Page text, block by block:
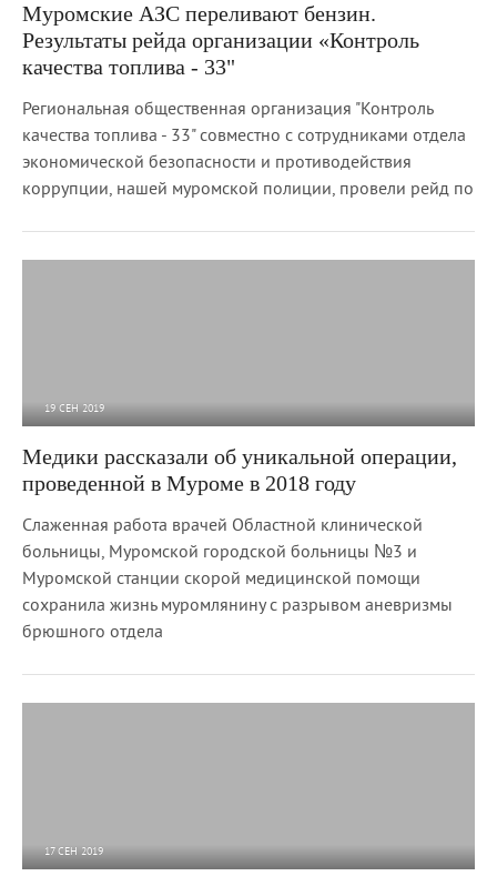
Муромские АЗС переливают бензин.
Результаты рейда организации «Контроль
качества топлива - 33"
Региональная общественная организация "Контроль
качества топлива - 33" совместно с сотрудниками отдела
экономической безопасности и противодействия
коррупции, нашей муромской полиции, провели рейд по
19 СЕН 2019
Медики рассказали об уникальной операции,
проведенной в Муроме в 2018 году
Слаженная работа врачей Областной клинической
больницы, Муромской городской больницы №3 и
Муромской станции скорой медицинской помощи
сохранила жизнь муромлянину с разрывом аневризмы
брюшного отдела
17 СЕН 2019